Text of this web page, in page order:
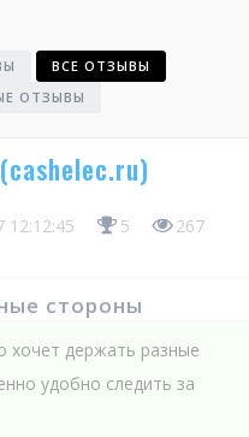
ВСЕ ОТЗЫВЫ
ОТЗЫВЫ
12:12:45 5 267
стороны
хочет держать разные
удобно следить за